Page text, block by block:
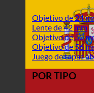
Objetivo de 24
Lente de 42 mm
Objetivo de 50
Objetivo de 56
Juego de tapas
POR TIPO